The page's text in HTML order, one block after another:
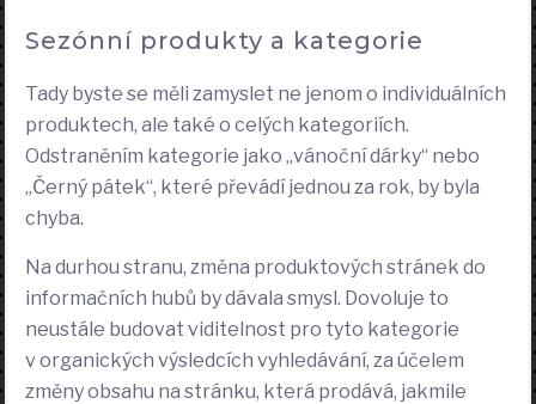
Sezónní produkty a kategorie
Tady byste se měli zamyslet ne jenom o individuálních
produktech, ale také o celých kategoriích.
Odstraněním kategorie jako „vánoční dárky“ nebo
„Černý pátek“, které převádí jednou za rok, by byla
chyba.
Na durhou stranu, změna produktových stránek do
informačních hubů by dávala smysl. Dovoluje to
neustále budovat viditelnost pro tyto kategorie
v organických výsledcích vyhledávání, za účelem
změny obsahu na stránku, která prodává, jakmile